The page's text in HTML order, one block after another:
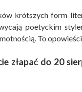
krótszych form
poetyckim
To
złapać do 20